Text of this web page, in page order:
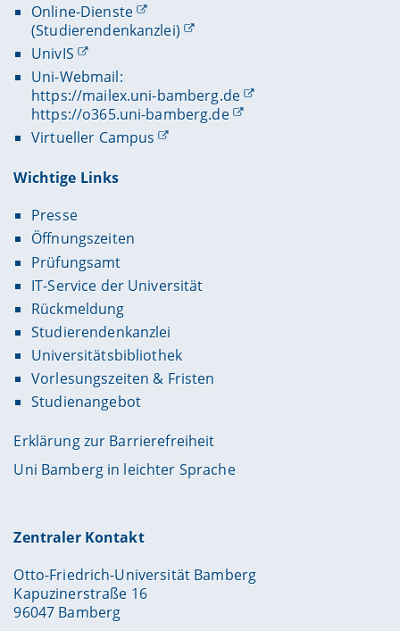
Online-Dienste
(Studierendenkanzlei)
UnivIS
Uni-Webmail:
https://mailex.uni-bamberg.de
https://o365.uni-bamberg.de
Virtueller Campus
Wichtige Links
Presse
Öffnungszeiten
Prüfungsamt
IT-Service der Universität
Rückmeldung
Studierendenkanzlei
Universitätsbibliothek
Vorlesungszeiten & Fristen
Studienangebot
Erklärung zur Barrierefreiheit
Uni Bamberg in leichter Sprache
Zentraler Kontakt
Otto-Friedrich-Universität Bamberg
Kapuzinerstraße 16
96047 Bamberg